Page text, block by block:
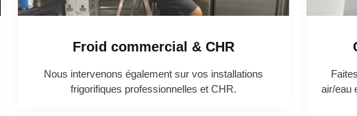
Froid commercial & CHR
Nous intervenons également sur vos installations
frigorifiques professionnelles et CHR.
air/eau